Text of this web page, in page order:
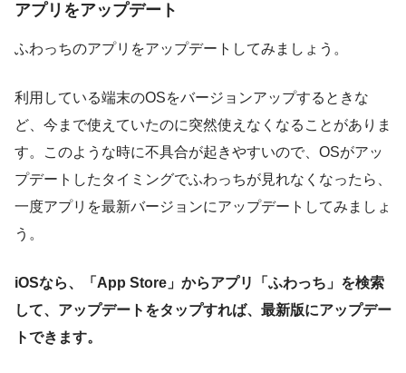
アプリをアップデート
ふわっちのアプリをアップデートしてみましょう。
利用している端末のOSをバージョンアップするときな
ど、今まで使えていたのに突然使えなくなることがありま
す。このような時に不具合が起きやすいので、OSがアッ
プデートしたタイミングでふわっちが見れなくなったら、
一度アプリを最新バージョンにアップデートしてみましょ
う。
iOSなら、「App Store」からアプリ「ふわっち」を検索
して、アップデートをタップすれば、最新版にアップデー
トできます。